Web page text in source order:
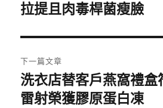
導
覽
一
文
章:
拉提且肉毒桿菌瘦臉
下一篇文章
下
一
洗衣店替客戶燕窩禮盒
雷射榮獲膠原蛋白凍